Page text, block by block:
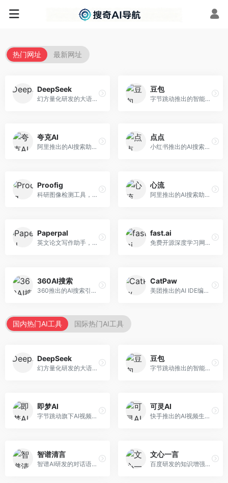
热门网址 最新网址
DeepSeek
幻方量化研发的大语言模型平台，专注于深度推理和代码生成能力。面向开发者、研究人员和技术爱好者，提供强大的逻辑推理和数学计算功能，开源生态完善，API接口友好。
豆包
字节跳动推出的智能对话助手平台，提供文本创作、知识问答、英语学习等多种AI服务。面向普通用户和内容创作者，支持多轮对话和文件解析，免费使用，响应速度快，中文理解能力强。
夸克AI
阿里推出的AI搜索助手，整合搜索与AI功能。面向年轻用户，提供智能搜索、文档处理、学习辅助等服务，与夸克生态深度整合。
点点
小红书推出的AI搜索应用，专注于生活方式内容搜索。面向小红书用户，提供生活攻略、消费决策、内容推荐等服务，生活方式内容丰富。
Proofig
科研图像检测工具，专注于学术图像完整性验证。面向科研人员，提供图像检测、重复分析、报告生成等服务，学术检测专业。
心流
阿里推出的AI搜索助手，专注于智能信息获取。面向普通用户，提供智能搜索、内容整理、知识问答等服务，与阿里生态深度整合。
Paperpal
英文论文写作助手，专注于学术英语润色。面向需要发表国际期刊的研究者，提供语法检查、学术表达优化、格式规范等服务，英语表达地道专业。
fast.ai
免费开源深度学习网站，专注于实用AI教学。面向开发者，提供免费深度学习课程、实战项目、代码库等资源，学习门槛低。
360AI搜索
360推出的AI搜索引擎，专注于安全智能搜索。面向普通用户，提供智能问答、网页搜索、内容整理等服务，安全防护能力强。
CatPaw
美团推出的AI IDE编程工具，专注于本地开发生态。面向开发者，提供智能代码补全、代码生成、项目管理等服务，本地开发体验好。
国内热门AI工具 国际热门AI工具
DeepSeek
幻方量化研发的大语言模型平台，专注于深度推理和代码生成能力。面向开发者、研究人员和技术爱好者，提供强大的逻辑推理和数学计算功能，开源生态完善，API接口友好。
豆包
字节跳动推出的智能对话助手平台，提供文本创作、知识问答、英语学习等多种AI服务。面向普通用户和内容创作者，支持多轮对话和文件解析，免费使用，响应速度快，中文理解能力强。
即梦AI
字节跳动旗下AI视频创作平台，支持多模态内容生成。面向内容创作者和营销人员，提供文生视频、图生视频、智能剪辑等功能，中文理解能力强，创作效率高。
可灵AI
快手推出的AI视频生成平台，支持文生视频和图生视频，可生成长达2分钟的高质量视频内容。面向短视频创作者和营销人员，操作简便，生成效果逼真，适合商业推广和创意表达。
智谱清言
智谱AI研发的对话语言模型，支持中英双语交互。面向中文用户和开发者，提供知识问答、代码编写、文档解读等服务，开源生态完善，学术研究背景深厚。
文心一言
百度研发的知识增强大语言模型，深度融合百度知识图谱和搜索能力。面向中文用户，提供知识问答、文本创作、逻辑推理等服务，中文语境理解准确，知识覆盖面广。